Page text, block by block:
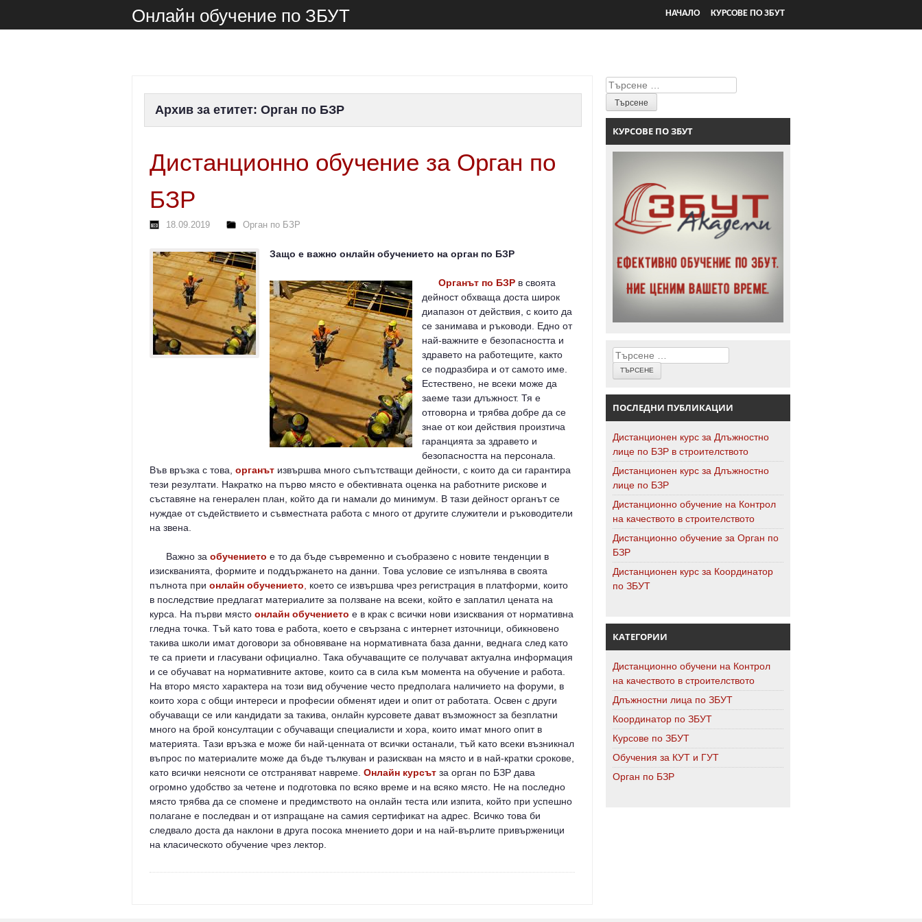
Онлайн обучение по ЗБУТ КУРСОВЕ ПО ЗБУТ
НАЧАЛО
Архив за етитет: Орган по БЗР
Дистанционно обучение за Орган по
БЗР
18.09.2019 Орган по БЗР
Защо е важно онлайн обучението на орган по БЗР
Органът по БЗР в своята
дейност обхваща доста широк
диапазон от действия, с които да
се занимава и ръководи. Едно от
най-важните е безопасността и
здравето на работещите, както
се подразбира и от самото име.
Естествено, не всеки може да
заеме тази длъжност. Тя е
отговорна и трябва добре да се
знае от кои действия произтича
гаранцията за здравето и
безопасността на персонала.
Във връзка с това, органът извършва много съпътстващи дейности, с които да си гарантира
тези резултати. Накратко на първо място е обективната оценка на работните рискове и
съставяне на генерален план, който да ги намали до минимум. В тази дейност органът се
нуждае от съдействието и съвместната работа с много от другите служители и ръководители
на звена.
Важно за обучението е то да бъде съвременно и съобразено с новите тенденции в
изискванията, формите и поддържането на данни. Това условие се изпълнява в своята
пълнота при онлайн обучението
което се извършва чрез регистрация в платформи, които
в последствие предлагат материалите за ползване на всеки, който е заплатил цената на
курса. На първи място онлайн обучението е в крак с всички нови изисквания от нормативна
гледна точка. Тъй като това е работа, което е свързана с интернет източници, обикновено
такива школи имат договори за обновяване на нормативната база данни, веднага след като
те са приети и гласувани официално. Така обучаващите се получават актуална информация
и се обучават на нормативните актове, които са в сила към момента на обучение и работа.
На второ място характера на този вид обучение често предполага наличието на форуми, в
които хора с общи интереси и професии обменят идеи и опит от работата. Освен с други
обучаващи се или кандидати за такива, онлайн курсовете дават възможност за безплатни
много на брой консултации с обучаващи специалисти и хора, които имат много опит в
материята. Тази връзка е може би най-ценната от всички останали, тъй като всеки възникнал
въпрос по материалите може да бъде тълкуван и разискван на място и в най-кратки срокове,
като всички неясноти се отстраняват навреме. Онлайн курсът за орган по БЗР дава
огромно удобство за четене и подготовка по всяко време и на всяко място. Не на последно
място трябва да се спомене и предимството на онлайн теста или изпита, който при успешно
полагане е последван и от изпращане на самия сертификат на адрес. Всичко това би
следвало доста да наклони в друга посока мнението дори и на най-върлите привърженици
на класическото обучение чрез лектор.
Търсене
КУРСОВЕ ПО ЗБУТ
Търсене
ПОСЛЕДНИ ПУБЛИКАЦИИ
Дистанционен курс за Длъжностно
лице по БЗР в строителството
Дистанционен курс за Длъжностно
лице по БЗР
Дистанционно обучение на Контрол
на качеството в строителството
Дистанционно обучение за Орган по
БЗР
Дистанционен курс за Координатор
по ЗБУТ
КАТЕГОРИИ
Дистанционно обучени на Контрол
на качеството в строителството
Длъжностни лица по ЗБУТ
Координатор по ЗБУТ
Курсове по ЗБУТ
Обучения за КУТ и ГУТ
Орган по БЗР